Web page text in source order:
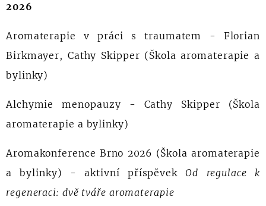
2026
Aromaterapie v práci s traumatem - Florian
Birkmayer, Cathy Skipper (Škola aromaterapie a
bylinky)
Alchymie menopauzy - Cathy Skipper (Škola
aromaterapie a bylinky)
Aromakonference Brno 2026 (Škola aromaterapie
a bylinky) - aktivní příspěvek Od regulace k
regeneraci: dvě tváře aromaterapie